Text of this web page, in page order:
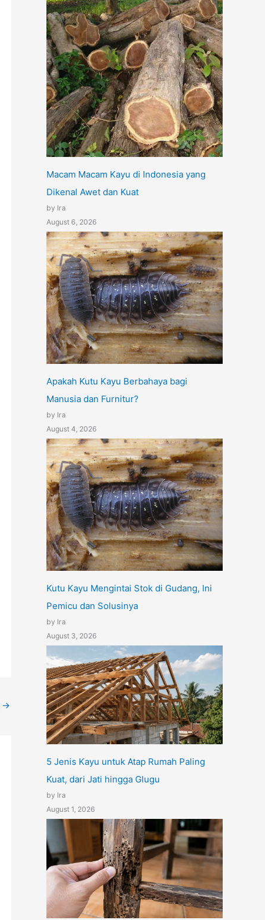
→
Macam Macam Kayu di Indonesia yang
Dikenal Awet dan Kuat
by Ira
August 6, 2026
Apakah Kutu Kayu Berbahaya bagi
Manusia dan Furnitur?
by Ira
August 4, 2026
Kutu Kayu Mengintai Stok di Gudang, Ini
Pemicu dan Solusinya
by Ira
August 3, 2026
5 Jenis Kayu untuk Atap Rumah Paling
Kuat, dari Jati hingga Glugu
by Ira
August 1, 2026